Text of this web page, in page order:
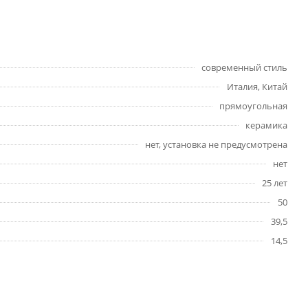
современный стиль
Италия, Китай
прямоугольная
керамика
нет, установка не предусмотрена
нет
25 лет
50
39,5
14,5